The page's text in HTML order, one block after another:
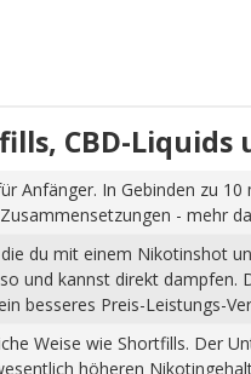
CBD-
Anfänger. In Gebinden zu
- mehr
du mit einem Nikotinshot
und kannst direkt
besseres Preis-Leistungs-
Weise wie Shortfills. Der
höheren